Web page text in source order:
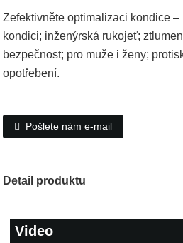
Zefektivněte optimalizaci kondice
kondici; inženýrská rukojeť;
bezpečnost; pro muže i ženy;
opotřebení.
Pošlete nám e-mail
Detail produktu
Video